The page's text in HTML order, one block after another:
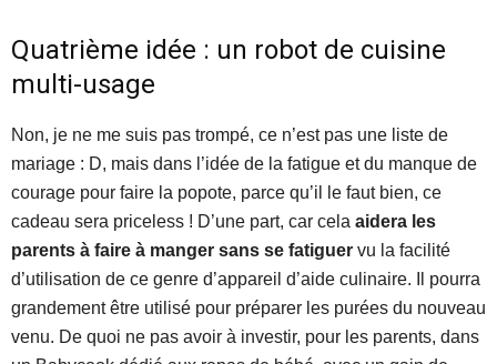
Quatrième idée : un robot de cuisine
multi-usage
Non, je ne me suis pas trompé, ce n’est pas une liste de
mariage : D, mais dans l’idée de la fatigue et du manque de
courage pour faire la popote, parce qu’il le faut bien, ce
cadeau sera priceless ! D’une part, car cela aidera les
parents à faire à manger sans se fatiguer vu la facilité
d’utilisation de ce genre d’appareil d’aide culinaire. Il pourra
grandement être utilisé pour préparer les purées du nouveau
venu. De quoi ne pas avoir à investir, pour les parents, dans